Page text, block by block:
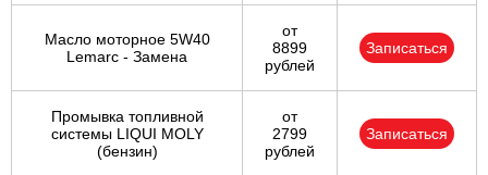
Масло моторное 5W40
Lemarc - Замена
от
8899
рублей
Записаться
Промывка топливной
системы LIQUI MOLY
(бензин)
от
2799
рублей
Записаться